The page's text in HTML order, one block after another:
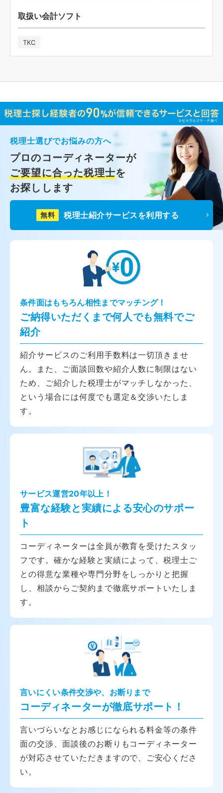
取扱い会計ソフト
TKC
税理士選びでお悩みの方へ
プロのコーディネーターが
ご要望に合った税理士を
お探しします
無料 税理士紹介サービスを利用する
条件面はもちろん相性までマッチング！
ご納得いただくまで何人でも無料でご
紹介
紹介サービスのご利用手数料は一切頂きませ
ん。また、ご面談回数や紹介人数に制限はない
ため、ご紹介した税理士がマッチしなかった、
という場合には何度でも選定＆交渉いたしま
す。
サービス運営20年以上！
豊富な経験と実績による安心のサポー
ト
コーディネーターは全員が教育を受けたスタッ
フです。確かな経験と実績によって、税理士ご
との得意な業種や専門分野をしっかりと把握
し、相談からご契約まで徹底サポートいたしま
す。
言いにくい条件交渉や、お断りまで
コーディネーターが徹底サポート！
言いづらいなとお感じになられる料金等の条件
面の交渉、面談後のお断りもコーディネーター
が対応させていただきますので、ご安心くださ
い。